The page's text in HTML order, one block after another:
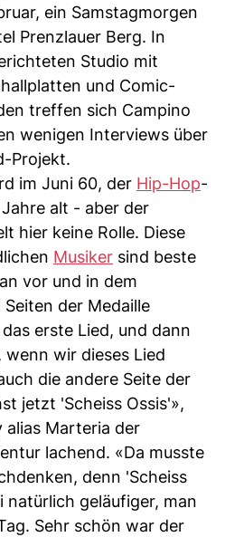
ein Samstagmorgen
Prenzlauer Berg. In
Studio mit
und Comic-
treffen sich Campino
wenigen Interviews über
Projekt.
im Juni 60, der Hip-Hop-
alt - aber der
hier keine Rolle. Diese
Musiker sind beste
vor und in dem
der Medaille
erste Lied, und dann
wenn wir dieses Lied
die andere Seite der
jetzt 'Scheiss Ossis'»,
Marteria der
lachend. «Da musste
denn 'Scheiss
natürlich geläufiger, man
Sehr schön war der